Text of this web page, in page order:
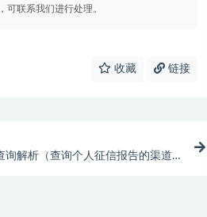
可联系我们进行处理。
收藏 链接
询解析（查询个人征信报告的渠道